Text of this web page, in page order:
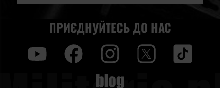
ПРИЄДНУЙТЕСЬ ДО НАС
Blog